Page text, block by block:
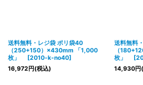
送料無料・レジ袋 ポリ袋40
（250+150）×430mm 「1,000
枚」
[2010-k-no40]
16,972円(税込)
送料無料
（
枚」
[
14,930円